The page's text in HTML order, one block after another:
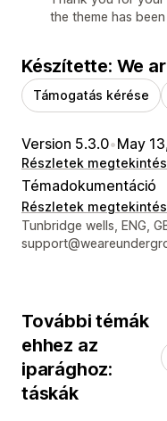
the theme has
Készítette: We
Támogatás kérése
Version 5.3.0•May
Részletek
Témadokumentáció
Részletek
Dizájner
Tunbridge wells, ENG,
További témák
ehhez az
iparághoz:
táskák